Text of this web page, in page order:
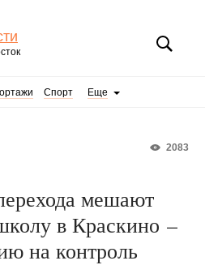
Спорт Еще
2083
мешают
в Краскино –
на контроль